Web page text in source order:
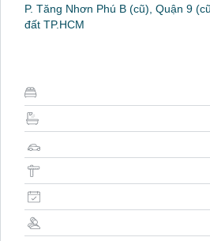
P. Tăng Nhơn Phú B (cũ), Quận 9
đất TP.HCM